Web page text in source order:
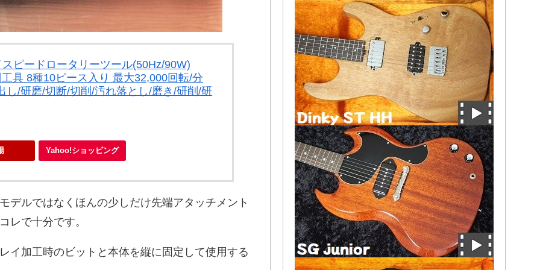
ピードロータリーツール(50Hz/90W)
具 8種10ピース入り 最大32,000回転/分
し/研磨/切断/切削/汚れ落とし/磨き/研削/研
場 Yahoo!ショッピング
デルではなくほんの少しだけ先端アタッチメント
レで十分です。
イ加工時のビットと本体を縦に固定して使用する